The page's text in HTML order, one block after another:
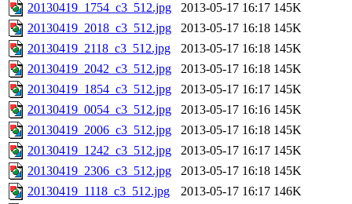
20130419_1754_c3_512.jpg
2013-05-17 16:17 145K
20130419_2018_c3_512.jpg
2013-05-17 16:18 145K
20130419_2118_c3_512.jpg
2013-05-17 16:18 145K
20130419_2042_c3_512.jpg
2013-05-17 16:18 145K
20130419_1854_c3_512.jpg
2013-05-17 16:17 145K
20130419_0054_c3_512.jpg
2013-05-17 16:16 145K
20130419_2006_c3_512.jpg
2013-05-17 16:18 145K
20130419_1242_c3_512.jpg
2013-05-17 16:17 145K
20130419_2306_c3_512.jpg
2013-05-17 16:18 145K
20130419_1118_c3_512.jpg
2013-05-17 16:17 146K